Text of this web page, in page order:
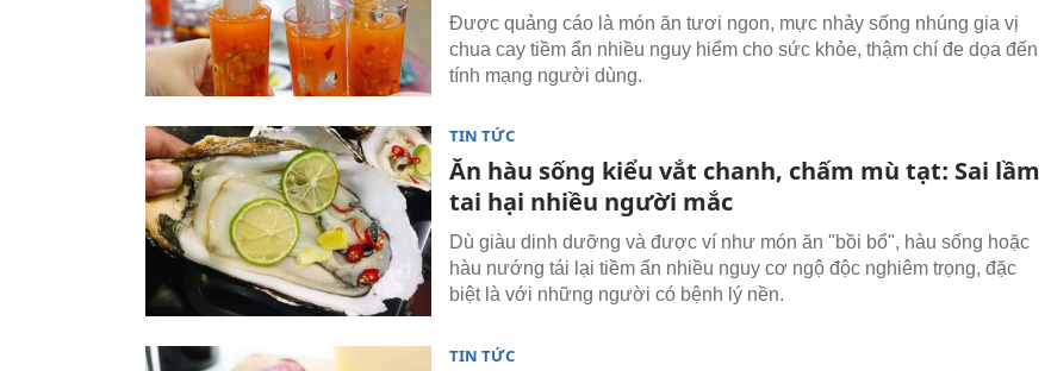
Được quảng cáo là món ăn tươi ngon, mực nhảy sống nhúng gia vị
chua cay tiềm ẩn nhiều nguy hiểm cho sức khỏe, thậm chí đe dọa đến
tính mạng người dùng.
TIN TỨC
Ăn hàu sống kiểu vắt chanh, chấm mù tạt: Sai lầm
tai hại nhiều người mắc
Dù giàu dinh dưỡng và được ví như món ăn "bồi bổ", hàu sống hoặc
hàu nướng tái lại tiềm ẩn nhiều nguy cơ ngộ độc nghiêm trọng, đặc
biệt là với những người có bệnh lý nền.
TIN TỨC